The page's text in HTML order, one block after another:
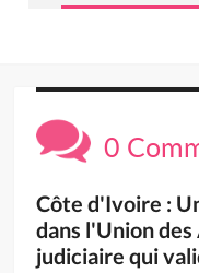
0
Côte d'Ivoire :
dans l'Union
judiciaire qui